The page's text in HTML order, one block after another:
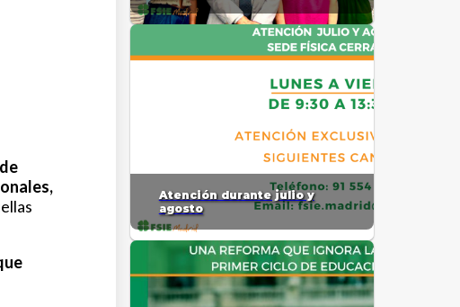
Atención durante julio y
agosto